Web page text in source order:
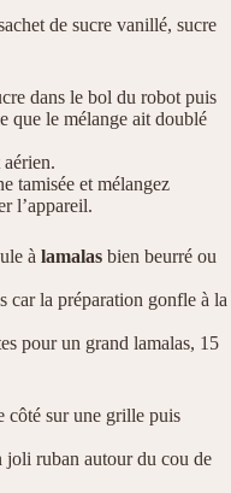
de sucre vanillé, sucre
dans le bol du robot puis
que le mélange ait doublé
tamisée et mélangez
l’appareil.
à lamalas bien beurré ou
car la préparation gonfle à la
pour un grand lamalas, 15
côté sur une grille puis
joli ruban autour du cou de